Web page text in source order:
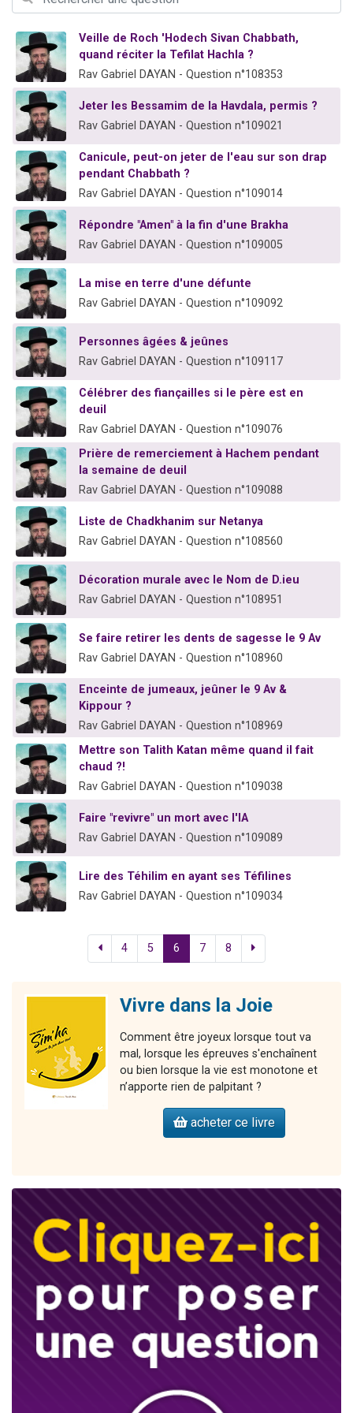
2 personnes viennent de nous rejoindre sur WhatsApp
Il reste 49 places pour étudier en groupe sur Zoom
2 personnes viennent de nous rejoindre sur WhatsApp
Veille de Roch 'Hodech Sivan Chabbath,
quand réciter la Tefilat Hachla ?
Rav Gabriel DAYAN - Question n°108353
Jeter les Bessamim de la Havdala, permis ?
Rav Gabriel DAYAN - Question n°109021
Canicule, peut-on jeter de l'eau sur son drap
pendant Chabbath ?
Rav Gabriel DAYAN - Question n°109014
Répondre "Amen" à la fin d'une Brakha
Rav Gabriel DAYAN - Question n°109005
La mise en terre d'une défunte
Rav Gabriel DAYAN - Question n°109092
Personnes âgées & jeûnes
Rav Gabriel DAYAN - Question n°109117
Célébrer des fiançailles si le père est en
deuil
Rav Gabriel DAYAN - Question n°109076
Prière de remerciement à Hachem pendant
la semaine de deuil
Rav Gabriel DAYAN - Question n°109088
Liste de Chadkhanim sur Netanya
Rav Gabriel DAYAN - Question n°108560
Décoration murale avec le Nom de D.ieu
Rav Gabriel DAYAN - Question n°108951
Se faire retirer les dents de sagesse le 9 Av
Rav Gabriel DAYAN - Question n°108960
Enceinte de jumeaux, jeûner le 9 Av &
Kippour ?
Rav Gabriel DAYAN - Question n°108969
Mettre son Talith Katan même quand il fait
chaud ?!
Rav Gabriel DAYAN - Question n°109038
Faire "revivre" un mort avec l'IA
Rav Gabriel DAYAN - Question n°109089
Lire des Téhilim en ayant ses Téfilines
Rav Gabriel DAYAN - Question n°109034
4 5 6 7 8
Vivre dans la Joie
Comment être joyeux lorsque tout va
mal, lorsque les épreuves s'enchaînent
ou bien lorsque la vie est monotone et
n’apporte rien de palpitant ?
acheter ce livre